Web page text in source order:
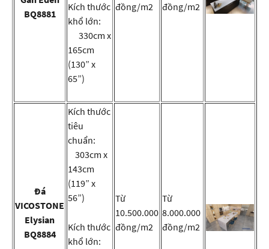
BQ8881
Kích thước
khổ lớn:
330cm x
165cm
(130” x
65”)
đồng/m2
đồng/m2
Đá
VICOSTONE
Elysian
BQ8884
Kích thước
tiêu
chuẩn:
303cm x
143cm
(119” x
56”)
Kích thước
khổ lớn:
Từ
10.500.000
đồng/m2
Từ
8.000.000
đồng/m2